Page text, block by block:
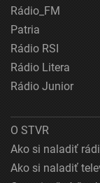
Rádio_FM
Patria
Rádio RSI
Rádio Litera
Rádio Junior
O STVR
Ako si naladiť
Ako si naladiť